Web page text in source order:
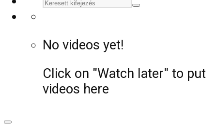
No videos yet!
Click on "Watch later" to put
videos here